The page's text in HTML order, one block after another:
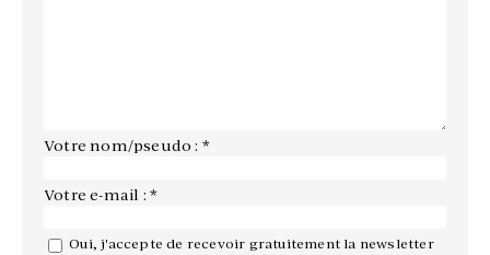
Votre nom/pseudo : *
Votre e-mail : *
Oui, j'accepte de recevoir gratuitement la newsletter